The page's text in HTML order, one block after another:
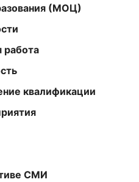
(МОЦ)
работа
квалификации
СМИ